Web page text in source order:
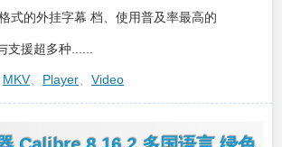
式的外挂字幕 档、使用普及率最高的
支援超多种......
MKV、 Player Video